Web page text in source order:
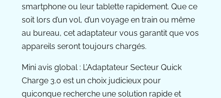
smartphone ou leur tablette rapidement. Que ce
soit lors d’un vol, d’un voyage en train ou même
au bureau, cet adaptateur vous garantit que vos
appareils seront toujours chargés.
Mini avis global : L’Adaptateur Secteur Quick
Charge 3.0 est un choix judicieux pour
quiconque recherche une solution rapide et